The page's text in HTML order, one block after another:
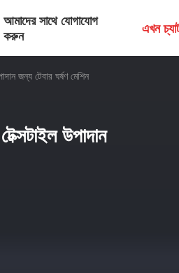
আমাদের সাথে যোগাযোগ
করুন
এখন
জন্য টেবার ঘর্ষণ মেশিন
উপাদান